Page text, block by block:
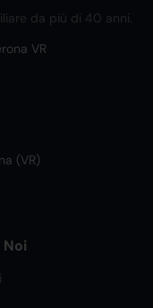
da più di 40 anni.
VR
(VR)
Noi